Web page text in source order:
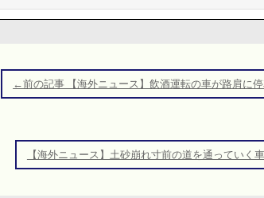
稿
ナ
ゲ
ー
←前の記事 【海外ニュース】飲酒運転の車が路肩に
【海外ニュース】土砂崩れ寸前の道を通ってい